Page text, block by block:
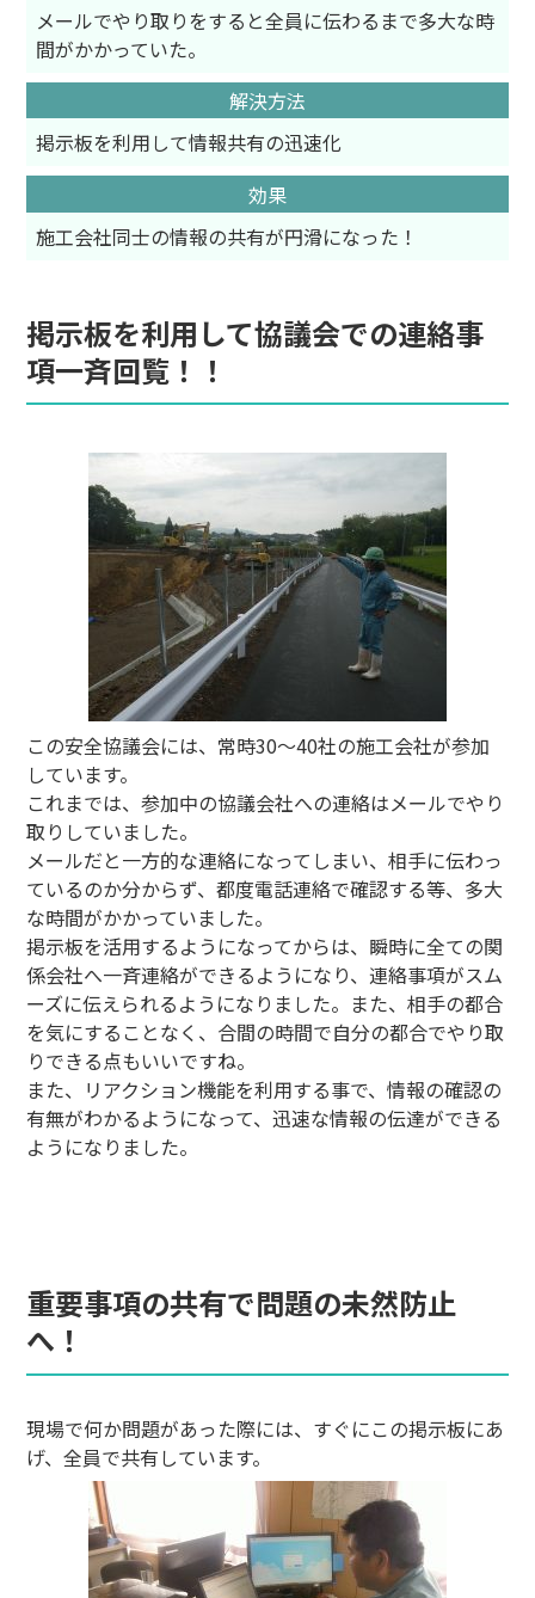
メールでやり取りをすると全員に伝わるまで多大な時
間がかかっていた。
解決方法
掲示板を利用して情報共有の迅速化
効果
施工会社同士の情報の共有が円滑になった！
掲示板を利用して協議会での連絡事
項一斉回覧！！
この安全協議会には、常時30～40社の施工会社が参加
しています。
これまでは、参加中の協議会社への連絡はメールでやり
取りしていました。
メールだと一方的な連絡になってしまい、相手に伝わっ
ているのか分からず、都度電話連絡で確認する等、多大
な時間がかかっていました。
掲示板を活用するようになってからは、瞬時に全ての関
係会社へ一斉連絡ができるようになり、連絡事項がスム
ーズに伝えられるようになりました。また、相手の都合
を気にすることなく、合間の時間で自分の都合でやり取
りできる点もいいですね。
また、リアクション機能を利用する事で、情報の確認の
有無がわかるようになって、迅速な情報の伝達ができる
ようになりました。
重要事項の共有で問題の未然防止
へ！
現場で何か問題があった際には、すぐにこの掲示板にあ
げ、全員で共有しています。